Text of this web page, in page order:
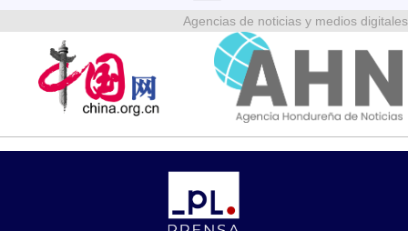
Agencias de noticias y medios digitales